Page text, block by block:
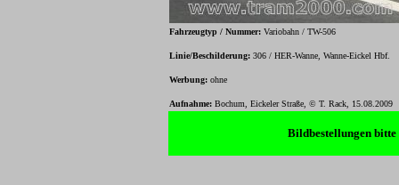
Fahrzeugtyp / Nummer: Variobahn / TW-506
Linie/Beschilderung: 306 / HER-Wanne, Wanne-Eickel Hbf.
Werbung: ohne
Aufnahme: Bochum, Eickeler Straße, © T. Rack, 15.08.2009
Bildbestellungen